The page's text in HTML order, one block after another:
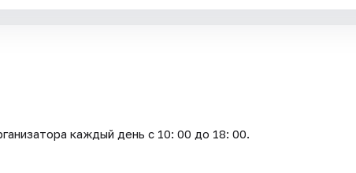
каждый день c 10: 00 до 18: 00.